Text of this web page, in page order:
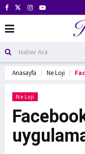
Anasayfa Ne Loji
Ne Loji